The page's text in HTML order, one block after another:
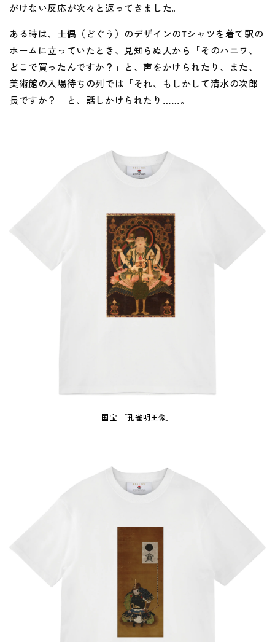
がけない反応が次々と返ってきました。
ある時は、土偶（どぐう）のデザインのTシャツを着て駅の
ホームに立っていたとき、見知らぬ人から「そのハニワ、
どこで買ったんですか？」と、声をかけられたり、また、
美術館の入場待ちの列では「それ、もしかして清水の次郎
長ですか？」と、話しかけられたり……。
国宝 「孔雀明王像」